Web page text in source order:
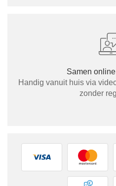
Samen
Handig vanuit huis via
zonder